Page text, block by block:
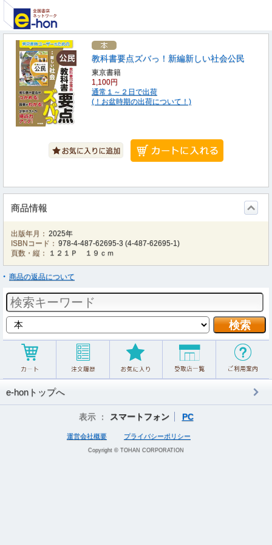
教科書要点ズバっ！新編新しい社会公民
東京書籍
1,100円
通常１～２日で出荷
(！お盆時期の出荷について！)
商品情報
出版年月： 2025年
ISBNコード： 978-4-487-62695-3 (4-487-62695-1)
頁数・縦：
１２１Ｐ １９ｃｍ
商品の返品について
e-honトップへ
表示 ： スマートフォン PC
運営会社概要 プライバシーポリシー
Copyright © TOHAN CORPORATION